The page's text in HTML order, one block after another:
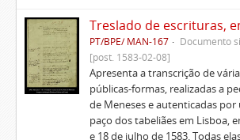
PT/BPE/ MAN-167
Documento
[post. 1583-02-08]
Apresenta a transcrição de
públicas-formas, realizadas a
de Meneses e autenticadas
paço dos tabeliães em Lisboa,
e 18 de julho de 1583. Todas